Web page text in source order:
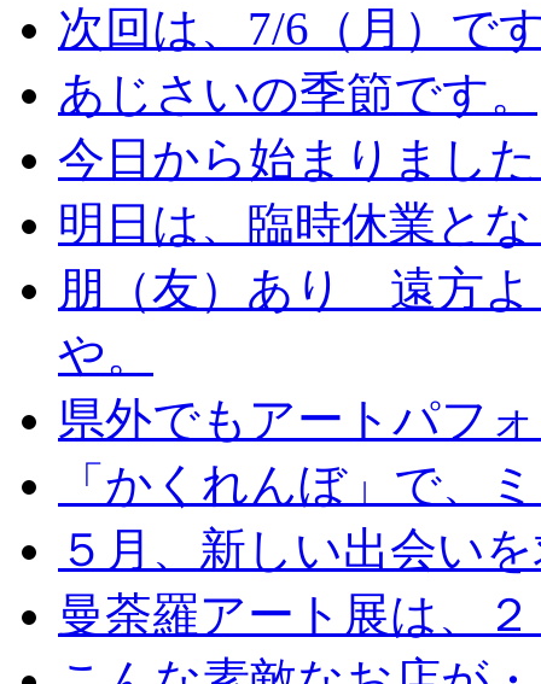
次回は、7/6（月）で
あじさいの季節です。
今日から始まりまし
明日は、臨時休業と
朋（友）あり 遠方よ
や。
県外でもアートパフ
「かくれんぼ」で、
５月、新しい出会い
曼荼羅アート展は、